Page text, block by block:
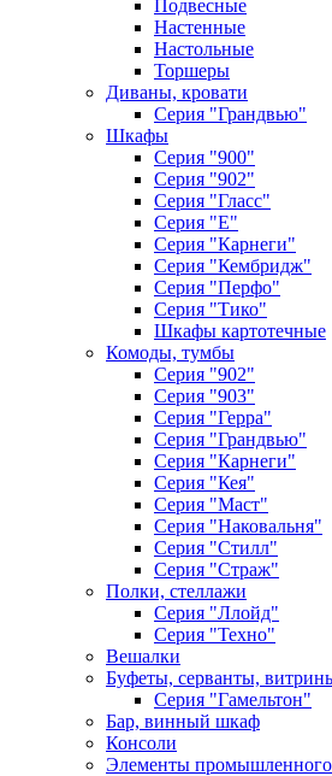
Подвесные
Настенные
Настольные
Торшеры
Диваны, кровати
Серия "Грандвью"
Шкафы
Серия "900"
Серия "902"
Серия "Гласс"
Серия "Е"
Серия "Карнеги"
Серия "Кембридж"
Серия "Перфо"
Серия "Тико"
Шкафы картотечные
Комоды, тумбы
Серия "902"
Серия "903"
Серия "Герра"
Серия "Грандвью"
Серия "Карнеги"
Серия "Кея"
Серия "Маст"
Серия "Наковальня"
Серия "Стилл"
Серия "Страж"
Полки, стеллажи
Серия "Ллойд"
Серия "Техно"
Вешалки
Буфеты, серванты,
Серия "Гамельтон"
Бар, винный шкаф
Консоли
Элементы промышленного